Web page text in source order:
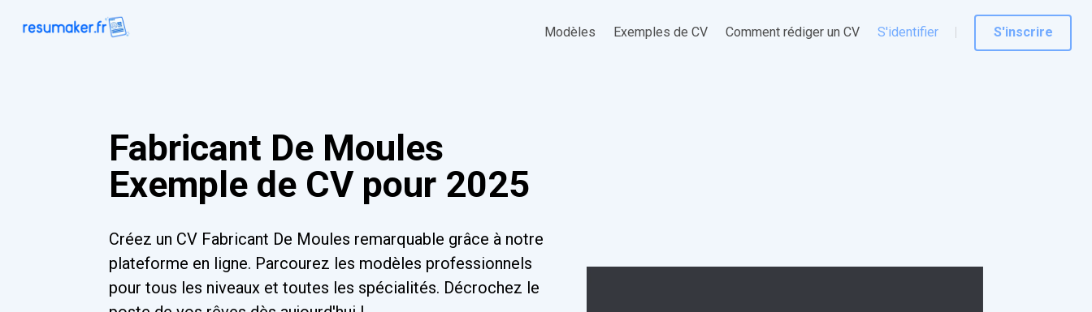
Modèles Exemples de CV Comment rédiger un CV S'identifier S'inscrire
Fabricant De Moules
Exemple de CV pour 2025
Créez un CV Fabricant De Moules remarquable grâce à notre
plateforme en ligne. Parcourez les modèles professionnels
pour tous les niveaux et toutes les spécialités. Décrochez le